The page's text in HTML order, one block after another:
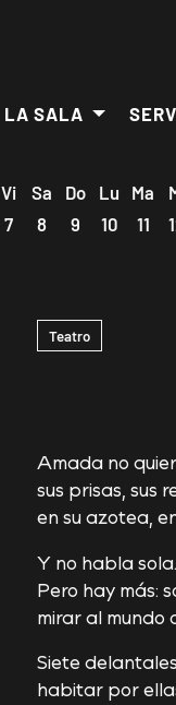
LA SALA
Vi
7
Sa
8
Do
9
Lu
10
Ma
11
Teatro
Amada no
sus prisas, sus
en su azotea,
Y no habla
Pero hay más:
mirar al mundo
Siete
habitar por